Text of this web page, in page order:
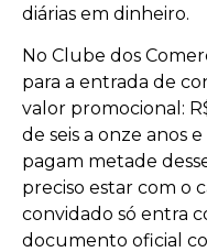
diárias em dinheiro.
No Clube dos
para a entrada de
valor promocional:
de seis a onze anos
pagam metade
preciso estar com o
convidado só entra
documento oficial